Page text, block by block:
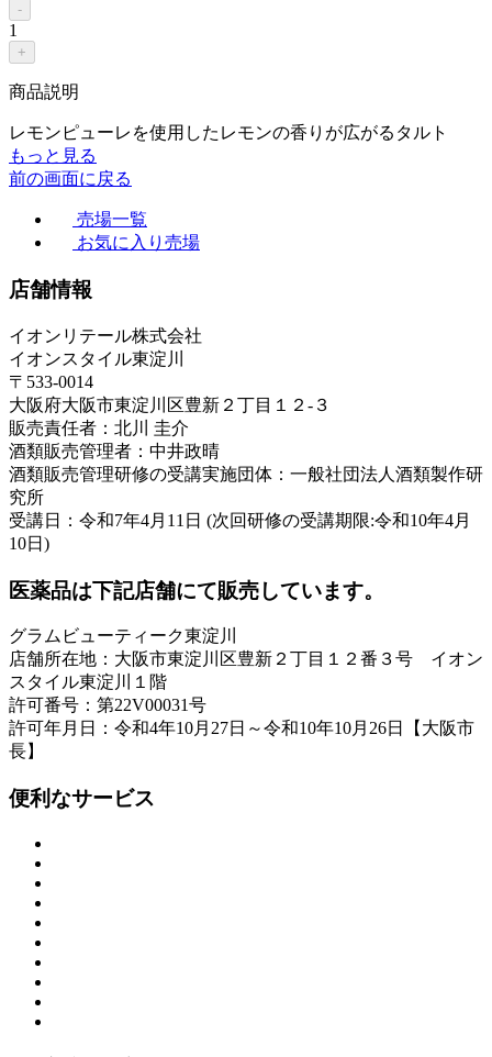
-
1
+
商品説明
レモンピューレを使用したレモンの香りが広がるタルト
もっと見る
前の画面に戻る
売場一覧
お気に入り売場
店舗情報
イオンリテール株式会社
イオンスタイル東淀川
〒533-0014
大阪府大阪市東淀川区豊新２丁目１２-３
販売責任者：北川 圭介
酒類販売管理者：中井政晴
酒類販売管理研修の受講実施団体：一般社団法人酒類製作研
究所
受講日：令和7年4月11日 (次回研修の受講期限:令和10年4月
10日)
医薬品は下記店舗にて販売しています。
グラムビューティーク東淀川
店舗所在地：大阪市東淀川区豊新２丁目１２番３号 イオン
スタイル東淀川１階
許可番号：第22V00031号
許可年月日：令和4年10月27日～令和10年10月26日【大阪市
長】
便利なサービス